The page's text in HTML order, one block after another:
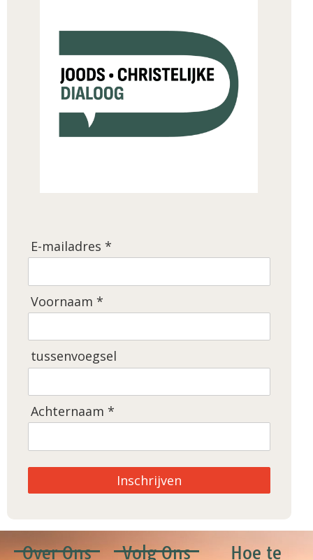
E-mailadres *
Voornaam *
tussenvoegsel
Achternaam *
Inschrijven
Over Ons Volg Ons
Hoe te